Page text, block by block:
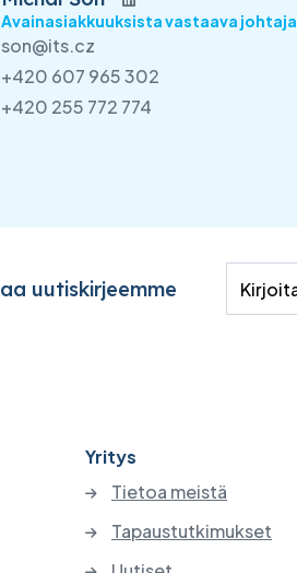
Avainasiakkuuksista vastaava johtaja
son@its.cz
+420 607 965 302
+420 255 772 774
uutiskirjeemme
Yritys
Tietoa meistä
Tapaustutkimukset